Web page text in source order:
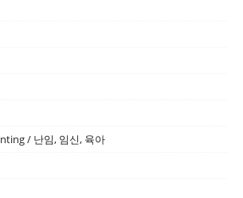
/ 난임, 임신, 육아